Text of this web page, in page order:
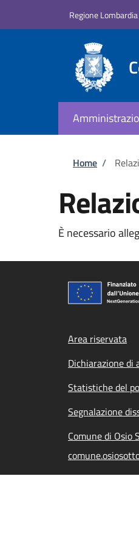
Regione Lombardia
Home /
È necessario
Footer
Area riservata
Dichiarazione di
Statistiche del
Segnalazione
Comune di